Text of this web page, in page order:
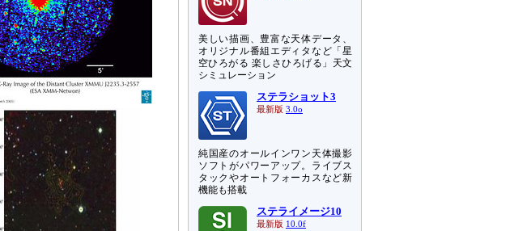
美しい描画、豊富な天体データ、
オリジナル番組エディタなど「星
空ひろがる 楽しさひろげる」天文
シミュレーション
ステラショット3
最新版 3.0o
純国産のオールインワン天体撮影
ソフトがパワーアップ。ライブス
タックやオートフォーカスなど新
機能も搭載
ステライメージ10
最新版 10.0f